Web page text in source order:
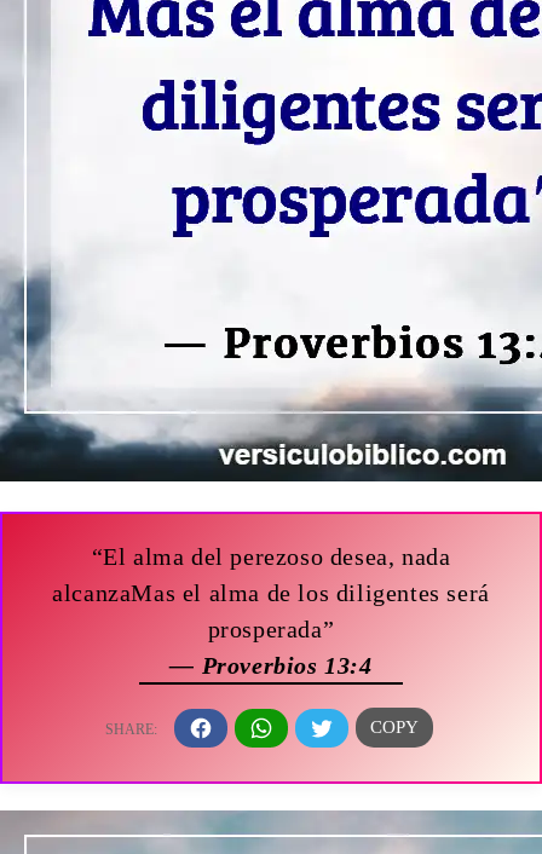
“El alma del perezoso desea, nada
alcanzaMas el alma de los diligentes será
prosperada”
— Proverbios 13:4